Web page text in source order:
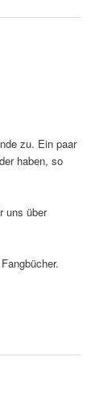
zu. Ein paar
haben, so
uns über